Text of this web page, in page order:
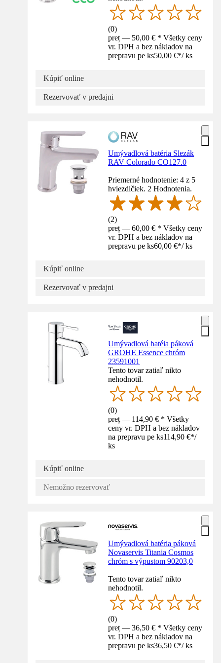
(0)
preț — 50,00 € * Všetky ceny
vr. DPH a bez nákladov na
prepravu pe ks50,00 €*/ ks
Kúpiť online
Rezervovať v predajni
Umývadlová batéria Slezák
RAV Colorado CO127.0
Priemerné hodnotenie: 4 z 5
hviezdičiek. 2 Hodnotenia.
(2)
preț — 60,00 € * Všetky ceny
vr. DPH a bez nákladov na
prepravu pe ks60,00 €*/ ks
Kúpiť online
Rezervovať v predajni
Umývadlová batéia páková
GROHE Essence chróm
23591001
Tento tovar zatiaľ nikto
nehodnotil.
(0)
preț — 114,90 € * Všetky
ceny vr. DPH a bez nákladov
na prepravu pe ks114,90 €*/
ks
Kúpiť online
Nemožno rezervovať
Umývadlová batéria páková
Novaservis Titania Cosmos
chróm s výpustom 90203,0
Tento tovar zatiaľ nikto
nehodnotil.
(0)
preț — 36,50 € * Všetky ceny
vr. DPH a bez nákladov na
prepravu pe ks36,50 €*/ ks